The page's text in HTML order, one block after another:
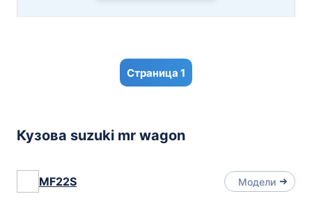
1
Кузова suzuki mr wagon
MF22S Модели